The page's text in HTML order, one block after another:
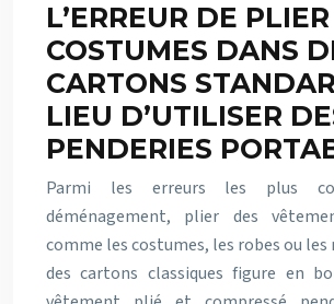
L’ERREUR DE
COSTUMES DANS
CARTONS
LIEU D’UTILISER
PENDERIES
Parmi les erreurs les plus
déménagement, plier des
comme les costumes, les robes ou les
des cartons classiques figure en